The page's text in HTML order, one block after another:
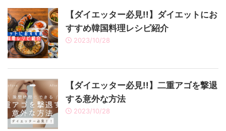
【ダイエッター必見!!】ダイエットにお
すすめ韓国料理レシピ紹介
2023/10/28
【ダイエッター必見!!】二重アゴを撃退
する意外な方法
2023/10/28